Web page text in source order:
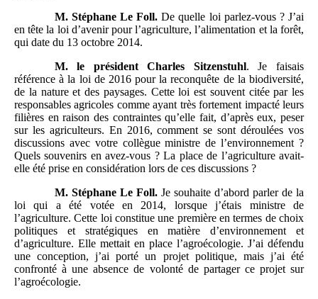
M. Stéphane Le Foll. De quelle loi parlez-vous ? J’ai
en tête la loi d’avenir pour l’agriculture, l’alimentation et la forêt,
qui date du 13 octobre 2014.
M.
le président Charles Sitzenstuhl. Je faisais
référence à la loi de 2016 pour la reconquête de la biodiversité,
de la nature et des paysages. Cette loi est souvent citée par les
responsables agricoles comme ayant très fortement impacté leurs
filières en raison des contraintes qu’elle fait, d’après eux, peser
sur les agriculteurs. En 2016, comment se sont déroulées vos
discussions avec votre collègue ministre de l’environnement ?
Quels souvenirs en avez-vous ? La place de l’agriculture avait-
elle été prise en considération lors de ces discussions ?
M. Stéphane Le Foll.Je souhaite d’abord parler de la
loi qui a été votée en 2014, lorsque j’étais ministre de
l’agriculture. Cette loi constitue une première en termes de choix
politiques et stratégiques en matière d’environnement et
d’agriculture. Elle mettait en place l’agroécologie. J’ai défendu
une conception, j’ai porté un projet politique, mais j’ai été
confronté à une absence de volonté de partager ce projet sur
l’agroécologie.